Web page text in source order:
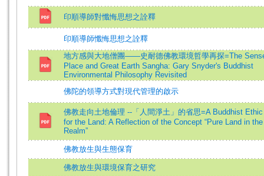
印順導師對懺悔思想之詮釋
印順導師懺悔思想之詮釋
地方感與大地僧團——史耐德佛教環境哲學再探=The
Place and Great Earth Sangha: Gary Snyder's Buddhist
Environmental Philosophy Revisited
佛陀的領導方式對現代管理的啟示
佛教走向土地倫理 --「人間淨土」的省思=A Buddhist
for the Land: A Reflection of the Concept “Pure Land in
Realm”
佛教放生與生態保育
佛教放生與環境保育之研究